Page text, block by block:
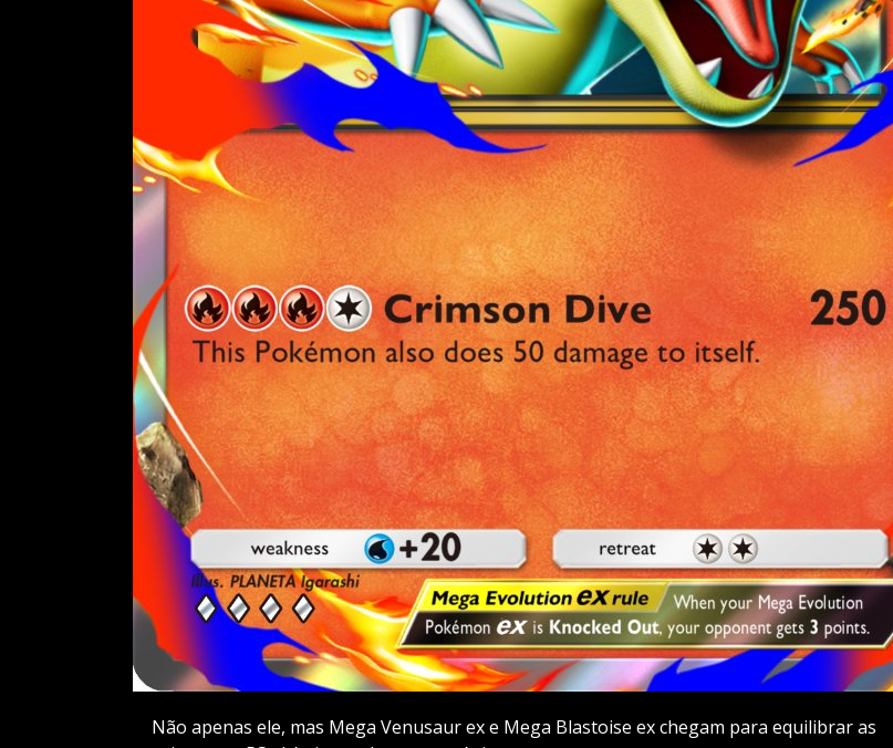
Não apenas ele, mas Mega Venusaur ex e Mega Blastoise ex chegam para equilibrar as